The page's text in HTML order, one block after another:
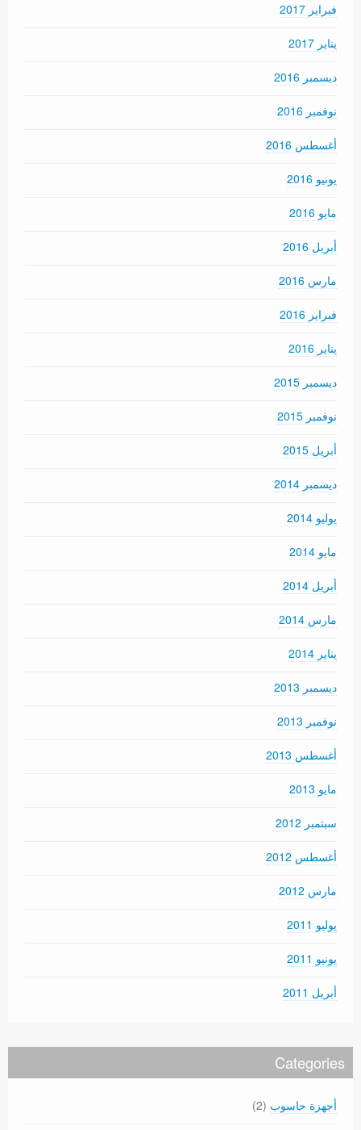
فبراير 2017
يناير 2017
ديسمبر 2016
نوفمبر 2016
أغسطس 2016
يونيو 2016
مايو 2016
أبريل 2016
مارس 2016
فبراير 2016
يناير 2016
ديسمبر 2015
نوفمبر 2015
أبريل 2015
ديسمبر 2014
يوليو 2014
مايو 2014
أبريل 2014
مارس 2014
يناير 2014
ديسمبر 2013
نوفمبر 2013
أغسطس 2013
مايو 2013
سبتمبر 2012
أغسطس 2012
مارس 2012
يوليو 2011
يونيو 2011
أبريل 2011
Categories
أجهزة حاسوب (2)